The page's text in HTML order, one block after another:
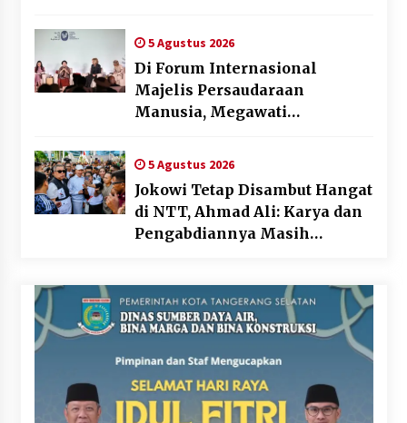
5 Agustus 2026
Di Forum Internasional
Majelis Persaudaraan
Manusia, Megawati
Kepemimpinan Perempuan
Bukan Dominasi, Tapi
Merawat Dan Merangkul
5 Agustus 2026
Jokowi Tetap Disambut Hangat
di NTT, Ahmad Ali: Karya dan
Pengabdiannya Masih